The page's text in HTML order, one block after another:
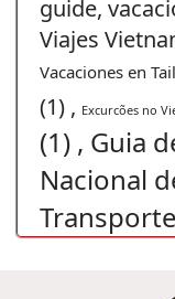
guide,
Viajes
Vacaciones en
(1) , Excurcões no
(1) , Guia
Nacional